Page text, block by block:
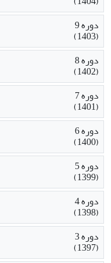
دوره 9
(1403)
دوره 8
(1402)
دوره 7
(1401)
دوره 6
(1400)
دوره 5
(1399)
دوره 4
(1398)
دوره 3
(1397)